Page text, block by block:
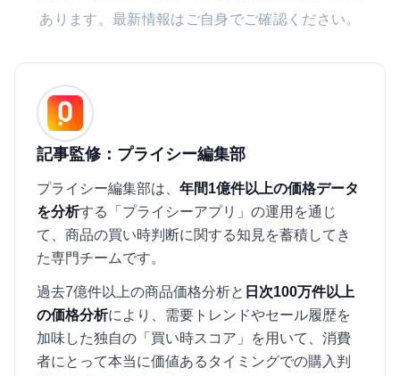
あります。最新情報はご自身でご確認ください。
記事監修：プライシー編集部
プライシー編集部は、 年間1億件以上の価格データ
を分析する「プライシーアプリ」の運用を通じ
て、商品の買い時判断に関する知見を蓄積してき
た専門チームです。
過去7億件以上の商品価格分析と 日次100万件以上
の価格分析により、需要トレンドやセール履歴を
加味した独自の「買い時スコア」を用いて、消費
者にとって本当に価値あるタイミングでの購入判